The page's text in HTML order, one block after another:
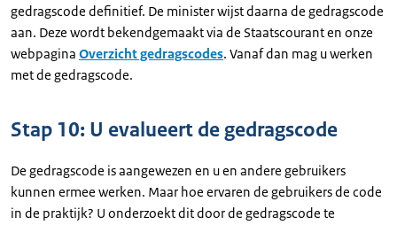
gedragscode definitief. De minister wijst daarna de gedragscode
aan. Deze wordt bekendgemaakt via de Staatscourant en onze
webpagina Overzicht gedragscodes. Vanaf dan mag u werken
met de gedragscode.
Stap 10: U evalueert de gedragscode
De gedragscode is aangewezen en u en andere gebruikers
kunnen ermee werken. Maar hoe ervaren de gebruikers de code
in de praktijk? U onderzoekt dit door de gedragscode te